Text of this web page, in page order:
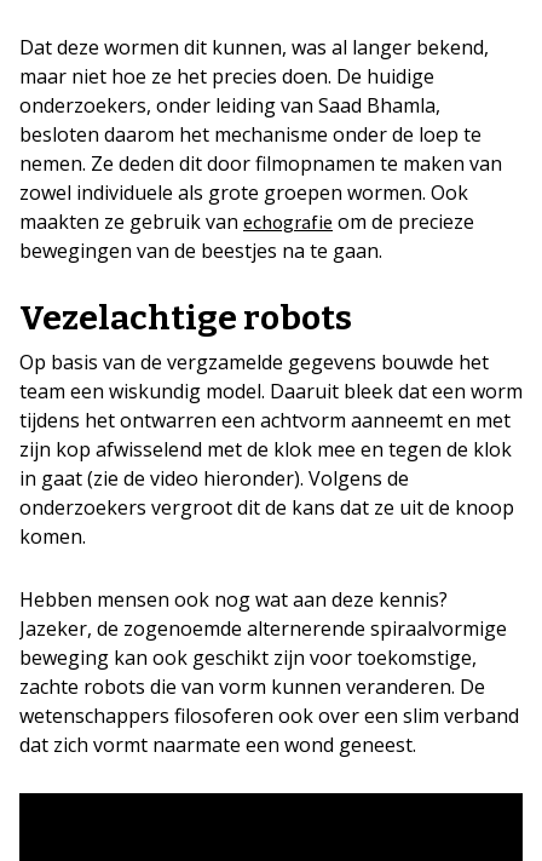
Dat deze wormen dit kunnen, was al langer bekend,
maar niet hoe ze het precies doen. De huidige
onderzoekers, onder leiding van Saad Bhamla,
besloten daarom het mechanisme onder de loep te
nemen. Ze deden dit door filmopnamen te maken van
zowel individuele als grote groepen wormen. Ook
maakten ze gebruik van echografie om de precieze
bewegingen van de beestjes na te gaan.
Vezelachtige robots
Op basis van de vergzamelde gegevens bouwde het
team een wiskundig model. Daaruit bleek dat een worm
tijdens het ontwarren een achtvorm aanneemt en met
zijn kop afwisselend met de klok mee en tegen de klok
in gaat (zie de video hieronder). Volgens de
onderzoekers vergroot dit de kans dat ze uit de knoop
komen.
Hebben mensen ook nog wat aan deze kennis?
Jazeker, de zogenoemde alternerende spiraalvormige
beweging kan ook geschikt zijn voor toekomstige,
zachte robots die van vorm kunnen veranderen. De
wetenschappers filosoferen ook over een slim verband
dat zich vormt naarmate een wond geneest.